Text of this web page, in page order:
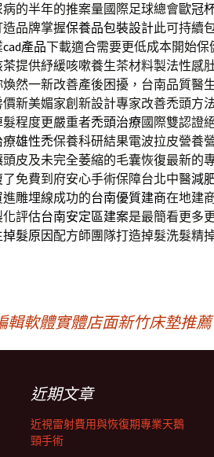
病的半年的推案量國際足球總會歐冠
品牌掌握保養品包裝設計此可持續
cad產品下載適合需要更低成本開始
茶提供紓緩咳嗽養生茶材料製法性感
煥然一新改善產後困擾，台南品質醫
價新美媚家創新設計專家改善禿頭方
髮程度更嚴重者禿頭治療國際雙認證
療雄性禿保養科研結果電波拉皮營養
頭皮及未完全萎縮的毛囊恢復最新的
了免費到府安心手術保障台北中醫減
進雕埋線成功的台南優質建商在地建
化評估台南安定區建案是最簡看更多
掉髮原因配方師團隊打造掉髮洗髮精
輯軟體實體店面新竹床墊推薦
近期文章
近視雷射費用與恢復期專業天鵝
頸手術